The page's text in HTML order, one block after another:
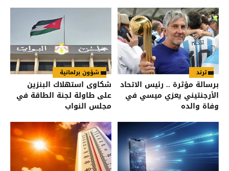
ترند
برسالة مؤثرة .. رئيس الاتحاد
الأرجنتيني يعزي ميسي في
وفاة والده
شؤون برلمانية
شكاوى استهلاك البنزين
على طاولة لجنة الطاقة في
مجلس النواب